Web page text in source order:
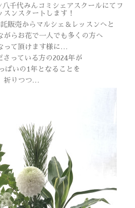
千代みんコミシェアスクールにてフ
スンスタートします！
販売からマルシェ＆レッスンへと
がらお花で一人でも多くの方へ
って頂けます様に…
さっている方の2024年が
ぱいの1年となることを
祈りつつ…